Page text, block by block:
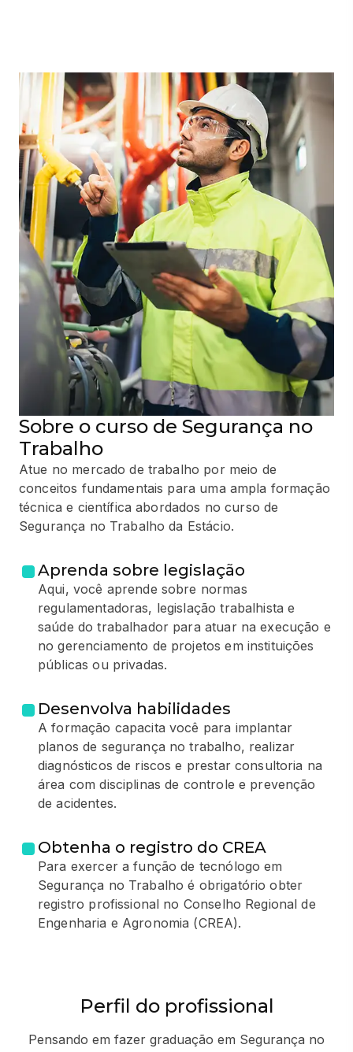
Sobre o curso de Segurança no
Trabalho
Atue no mercado de trabalho por meio de
conceitos fundamentais para uma ampla formação
técnica e científica abordados no curso de
Segurança no Trabalho da Estácio.
Aprenda sobre legislação
Aqui, você aprende sobre normas
regulamentadoras, legislação trabalhista e
saúde do trabalhador para atuar na execução e
no gerenciamento de projetos em instituições
públicas ou privadas.
Desenvolva habilidades
A formação capacita você para implantar
planos de segurança no trabalho, realizar
diagnósticos de riscos e prestar consultoria na
área com disciplinas de controle e prevenção
de acidentes.
Obtenha o registro do CREA
Para exercer a função de tecnólogo em
Segurança no Trabalho é obrigatório obter
registro profissional no Conselho Regional de
Engenharia e Agronomia (CREA).
Perfil do profissional
Pensando em fazer graduação em Segurança no